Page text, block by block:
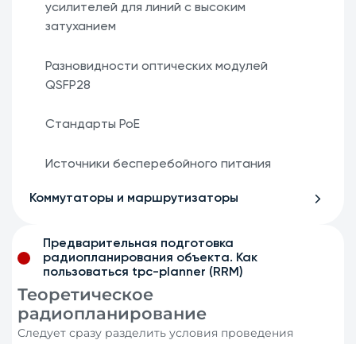
усилителей для линий с высоким
затуханием
Разновидности оптических модулей
QSFP28
Стандарты PoE
Источники бесперебойного питания
Коммутаторы и маршрутизаторы
Предварительная подготовка
радиопланирования объекта. Как
пользоваться tpc-planner (RRM)
Теоретическое
радиопланирование
Следует сразу разделить условия проведения